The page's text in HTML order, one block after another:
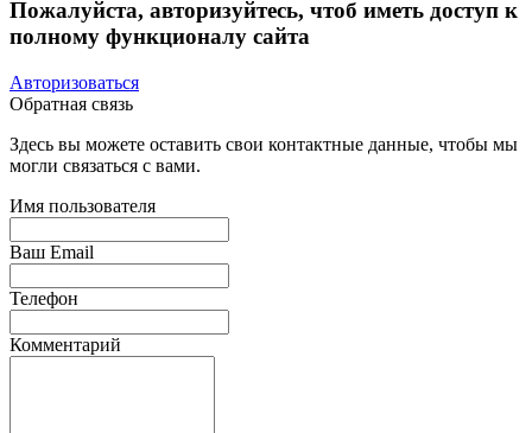
Пожалуйста, авторизуйтесь, чтоб иметь доступ к
полному функционалу сайта
Авторизоваться
Обратная связь
Здесь вы можете оставить свои контактные данные, чтобы мы
могли связаться с вами.
Имя пользователя
Ваш Email
Телефон
Комментарий